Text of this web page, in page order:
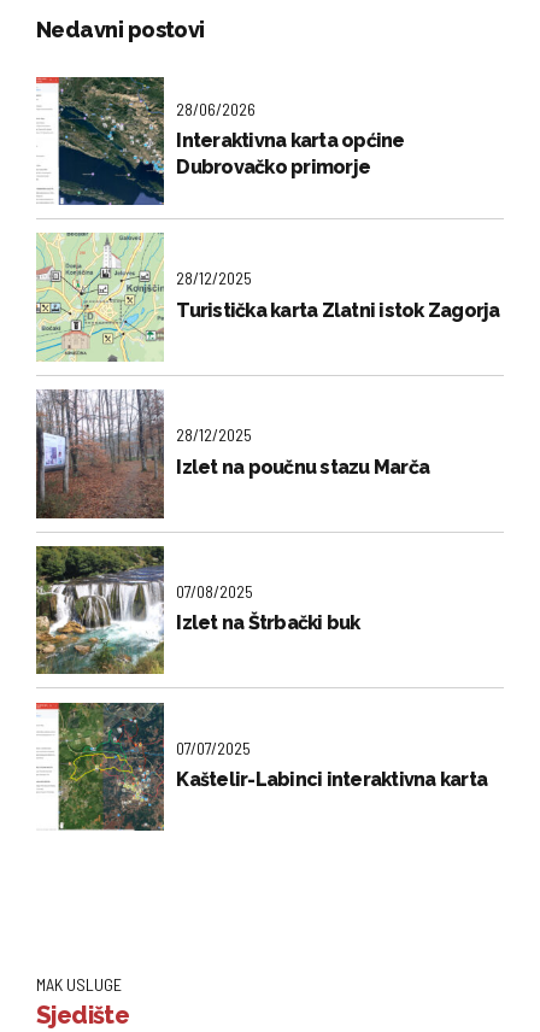
Nedavni postovi
28/06/2026
Interaktivna karta općine
Dubrovačko primorje
28/12/2025
Turistička karta Zlatni istok Zagorja
28/12/2025
Izlet na poučnu stazu Marča
07/08/2025
Izlet na Štrbački buk
07/07/2025
Kaštelir-Labinci interaktivna karta
MAK USLUGE
Sjedište